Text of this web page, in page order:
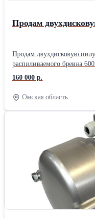
Продам
Продам двухдисковую
распиливаемого бревна
простая не требует
10метров.Максимальная длина
Усовершенсовован механизм
пил, которые являются основной
напаек. Цена 240 000 руб.
предлагаем комплект пил
электродвигатель 15000,00
160 000 р.
Омская область